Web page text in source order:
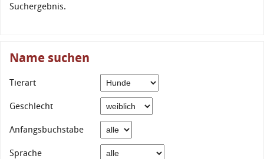
Suchergebnis.
Name suchen
Tierart
Geschlecht
Anfangsbuchstabe
Sprache